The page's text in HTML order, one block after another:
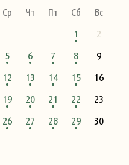
Ср Чт Пт Сб
Вс
1
2
5 6 7 8
9
12 13 14 15
16
19 20 21 22
23
26 27 28 29
30